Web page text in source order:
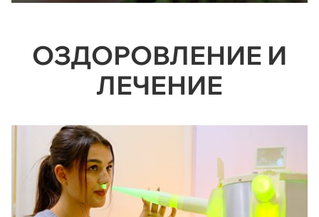
ОЗДОРОВЛЕНИЕ И
ЛЕЧЕНИЕ